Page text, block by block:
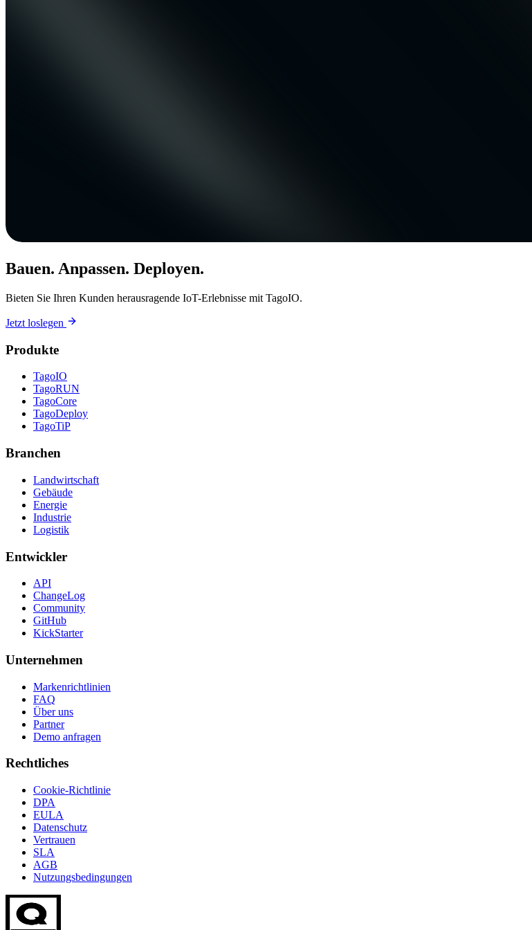
Bauen. Anpassen. Deployen.
Bieten Sie Ihren Kunden herausragende IoT-Erlebnisse mit TagoIO.
Jetzt loslegen
Produkte
TagoIO
TagoRUN
TagoCore
TagoDeploy
TagoTiP
Branchen
Landwirtschaft
Gebäude
Energie
Industrie
Logistik
Entwickler
API
ChangeLog
Community
GitHub
KickStarter
Unternehmen
Markenrichtlinien
FAQ
Über uns
Partner
Demo anfragen
Rechtliches
Cookie-Richtlinie
DPA
EULA
Datenschutz
Vertrauen
SLA
AGB
Nutzungsbedingungen